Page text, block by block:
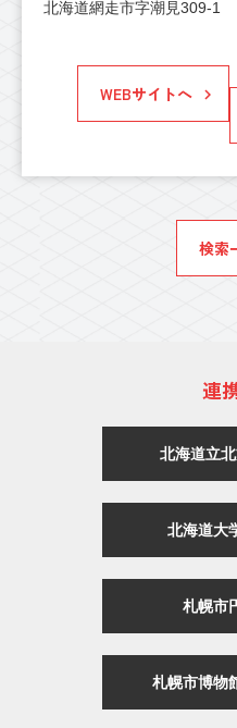
北海道網走市字潮見309-1
WEBサイトへ
検索
連
北海道立
北海道大
札幌市
札幌市博物